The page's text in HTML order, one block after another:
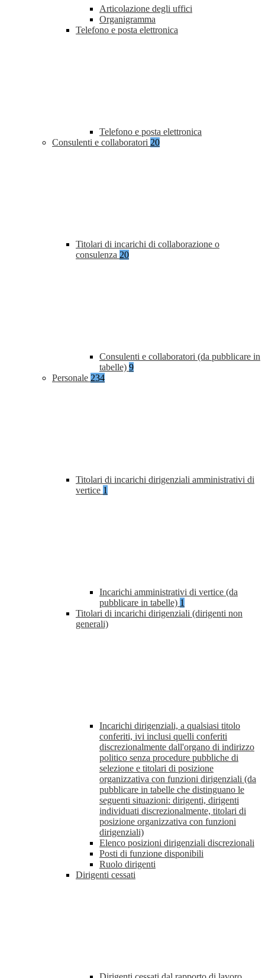
Articolazione degli uffici
Organigramma
Telefono e posta elettronica
Telefono e posta elettronica
Consulenti e collaboratori 20
Titolari di incarichi di collaborazione o
consulenza 20
Consulenti e collaboratori (da pubblicare in
tabelle) 9
Personale 234
Titolari di incarichi dirigenziali amministrativi di
vertice 1
Incarichi amministrativi di vertice (da
pubblicare in tabelle) 1
Titolari di incarichi dirigenziali (dirigenti non
generali)
Incarichi dirigenziali, a qualsiasi titolo
conferiti, ivi inclusi quelli conferiti
discrezionalmente dall'organo di indirizzo
politico senza procedure pubbliche di
selezione e titolari di posizione
organizzativa con funzioni dirigenziali (da
pubblicare in tabelle che distinguano le
seguenti situazioni: dirigenti, dirigenti
individuati discrezionalmente, titolari di
posizione organizzativa con funzioni
dirigenziali)
Elenco posizioni dirigenziali discrezionali
Posti di funzione disponibili
Ruolo dirigenti
Dirigenti cessati